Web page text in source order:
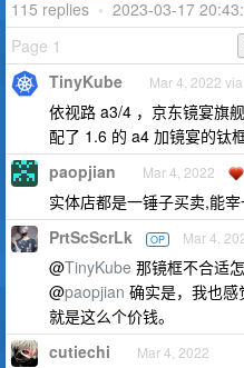
115 replies • 2023-03-17
Page 1
TinyKube Mar 4, 2022
依视路 a3/4 ，京东镜宴旗
配了 1.6 的 a4 加镜宴的钛
paopjian Mar 4, 2022
实体店都是一锤子买卖,能
PrtScScrLk OP Mar 4,
@TinyKube 那镜框不合适
@paopjian 确实是，我也
就是这么个价钱。
cutiechi Mar 4, 2022